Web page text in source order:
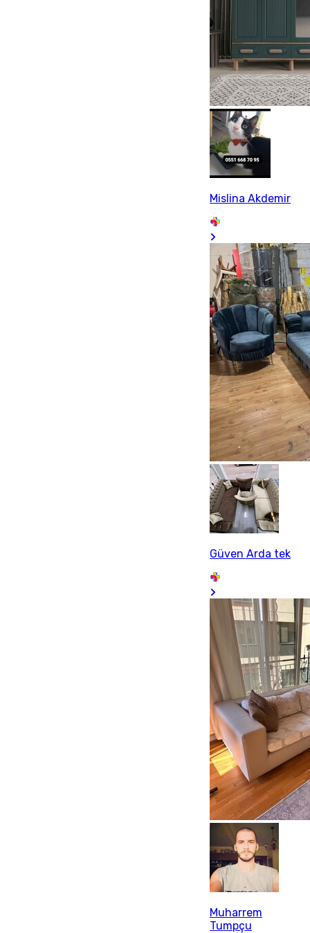
Mislina Akdemir
Güven Arda tek
Muharrem
Tumpçu